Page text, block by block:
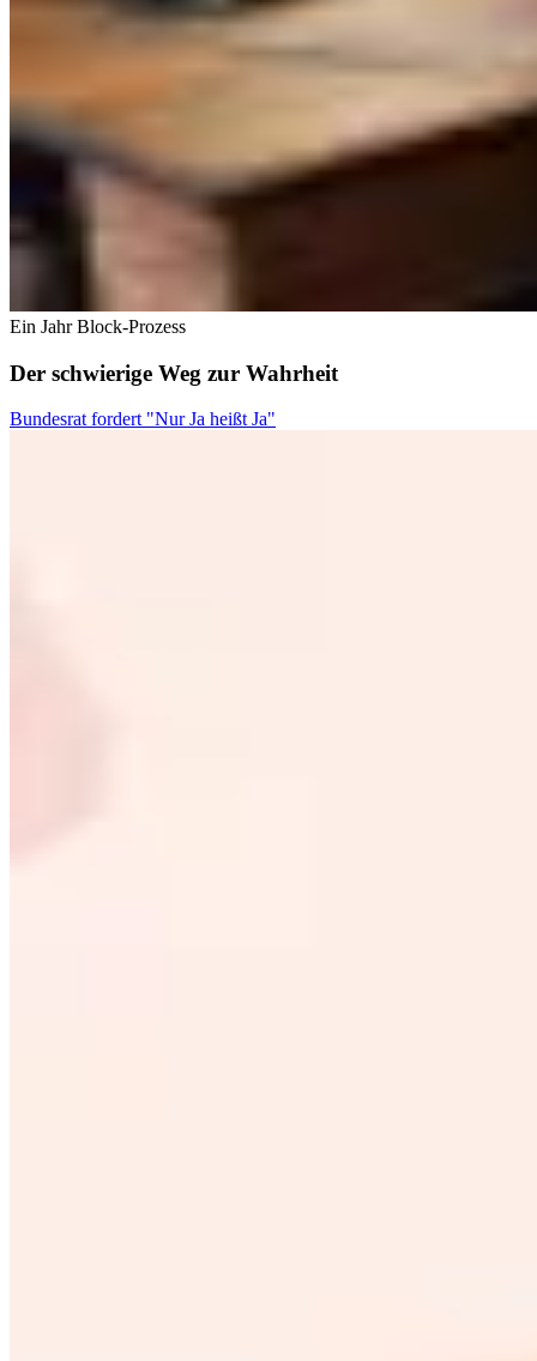
Ein Jahr Block-Prozess
Der schwierige Weg zur Wahrheit
Bundesrat fordert "Nur Ja heißt Ja"